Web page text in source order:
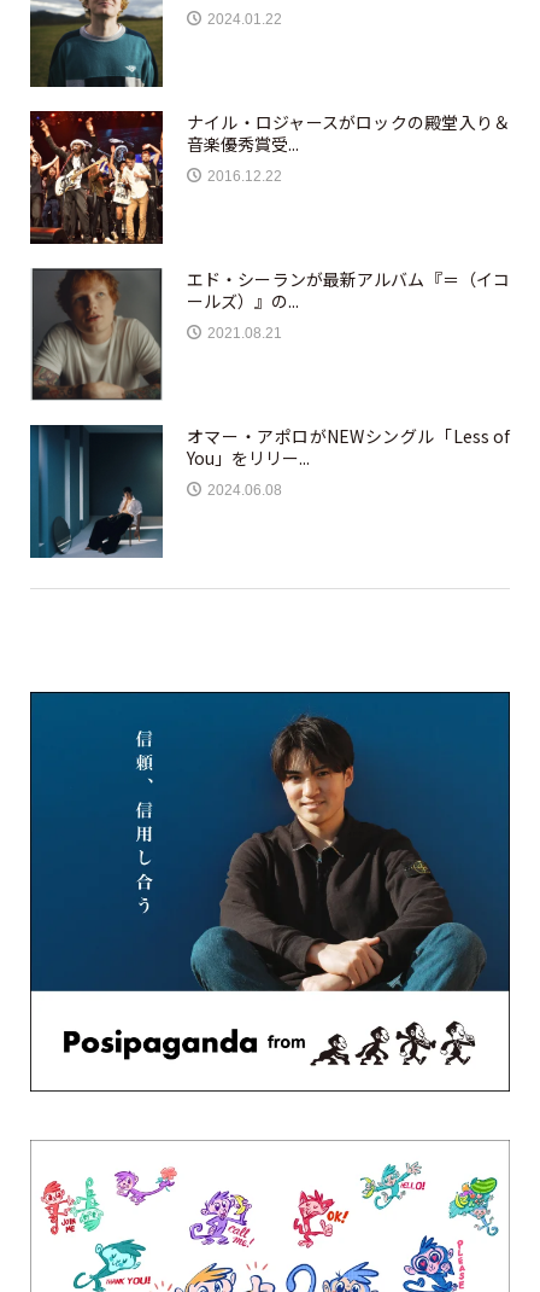
2024.01.22
ナイル・ロジャースがロックの殿堂入り＆
音楽優秀賞受...
2016.12.22
エド・シーランが最新アルバム『＝（イコ
ールズ）』の...
2021.08.21
オマー・アポロがNEWシングル「Less of
You」をリリー...
2024.06.08